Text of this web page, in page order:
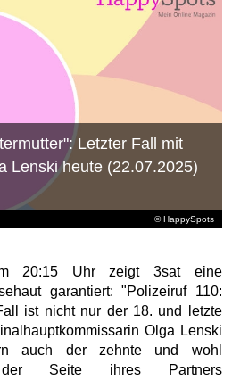
© HappySpots
Letzter Fall mit
Lenski heute (22.07.2025)
20:15 Uhr zeigt 3sat eine
garantiert: "Polizeiruf 110:
ist nicht nur der 18. und letzte
Olga Lenski
auch der zehnte und wohl
Seite ihres Partners